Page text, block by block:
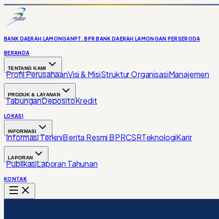
BANK DAERAH LAMONGANPT. BPR BANK DAERAH LAMONGAN PERSERODA
BERANDA
TENTANG KAMI
Profil PerusahaanVisi & MisiStruktur OrganisasiManajemen
PRODUK & LAYANAN
TabunganDepositoKredit
LOKASI
INFORMASI
Informasi TerkiniBerita Resmi BPRCSRTeknologiKarir
LAPORAN
PublikasiLaporan Tahunan
KONTAK